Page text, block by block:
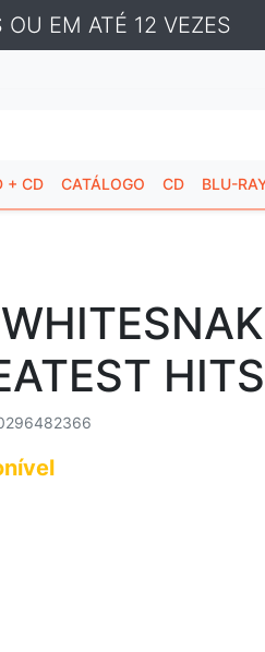
EM ATÉ 12 VEZES
+ CD CATÁLOGO CD BLU-